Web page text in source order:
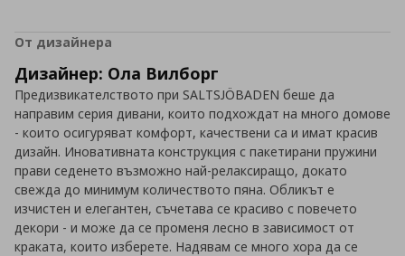
От дизайнера
Дизайнер: Ола Вилборг
Предизвикателството при SALTSJÖBADEN беше да
направим серия дивани, които подхождат на много домове
- които осигуряват комфорт, качествени са и имат красив
дизайн. Иновативната конструкция с пакетирани пружини
прави седенето възможно най-релаксиращо, докато
свежда до минимум количеството пяна. Обликът е
изчистен и елегантен, съчетава се красиво с повечето
декори - и може да се променя лесно в зависимост от
краката, които изберете. Надявам се много хора да се